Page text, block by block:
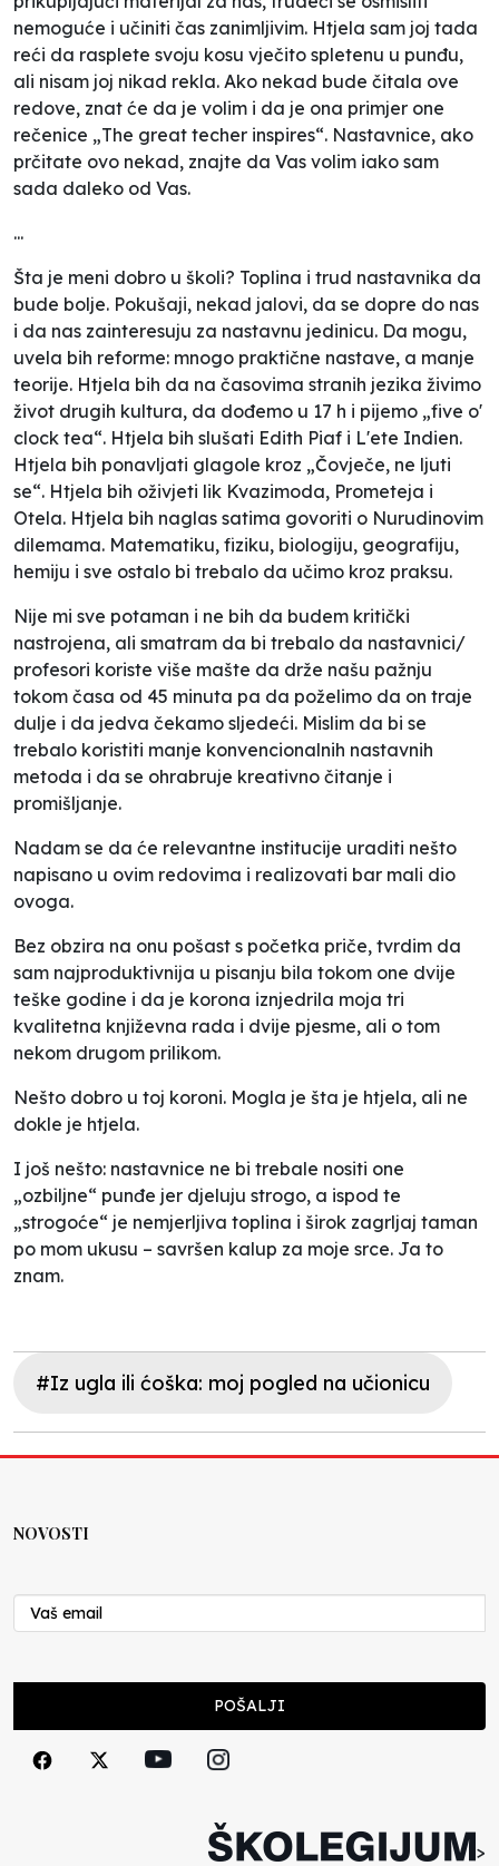
nemoguće i učiniti čas zanimljivim. Htjela sam joj tada
reći da rasplete svoju kosu vječito spletenu u punđu,
ali nisam joj nikad rekla. Ako nekad bude čitala ove
redove, znat će da je volim i da je ona primjer one
rečenice „The great techer inspires“. Nastavnice, ako
prčitate ovo nekad, znajte da Vas volim iako sam
sada daleko od Vas.
...
Šta je meni dobro u školi? Toplina i trud nastavnika da
bude bolje. Pokušaji, nekad jalovi, da se dopre do nas
i da nas zainteresuju za nastavnu jedinicu. Da mogu,
uvela bih reforme: mnogo praktične nastave, a manje
teorije. Htjela bih da na časovima stranih jezika živimo
život drugih kultura, da dođemo u 17 h i pijemo „five o'
clock tea“. Htjela bih slušati Edith Piaf i L'ete Indien.
Htjela bih ponavljati glagole kroz „Čovječe, ne ljuti
se“. Htjela bih oživjeti lik Kvazimoda, Prometeja i
Otela. Htjela bih naglas satima govoriti o Nurudinovim
dilemama. Matematiku, fiziku, biologiju, geografiju,
hemiju i sve ostalo bi trebalo da učimo kroz praksu.
Nije mi sve potaman i ne bih da budem kritički
nastrojena, ali smatram da bi trebalo da nastavnici/
profesori koriste više mašte da drže našu pažnju
tokom časa od 45 minuta pa da poželimo da on traje
dulje i da jedva čekamo sljedeći. Mislim da bi se
trebalo koristiti manje konvencionalnih nastavnih
metoda i da se ohrabruje kreativno čitanje i
promišljanje.
Nadam se da će relevantne institucije uraditi nešto
napisano u ovim redovima i realizovati bar mali dio
ovoga.
Bez obzira na onu pošast s početka priče, tvrdim da
sam najproduktivnija u pisanju bila tokom one dvije
teške godine i da je korona iznjedrila moja tri
kvalitetna književna rada i dvije pjesme, ali o tom
nekom drugom prilikom.
Nešto dobro u toj koroni. Mogla je šta je htjela, ali ne
dokle je htjela.
I još nešto: nastavnice ne bi trebale nositi one
„ozbiljne“ punđe jer djeluju strogo, a ispod te
„strogoće“ je nemjerljiva toplina i širok zagrljaj taman
po mom ukusu – savršen kalup za moje srce. Ja to
znam.
#Iz ugla ili ćoška: moj pogled na učionicu
NOVOSTI
POŠALJI
>